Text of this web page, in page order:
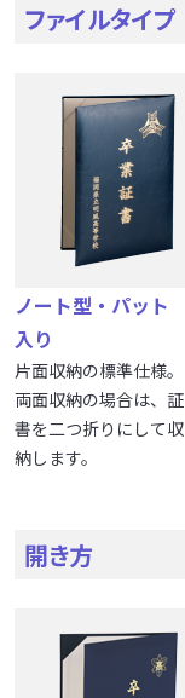
ファイルタイプ
ノート型・パット
入り
片面収納の標準仕様。
両面収納の場合は、証
書を二つ折りにして収
納します。
開き方